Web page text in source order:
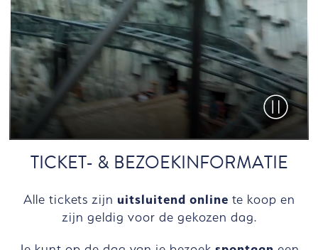
Video
TICKET- & BEZOEKINFORMATIE
Alle tickets zijn uitsluitend online te koop en
zijn geldig voor de gekozen dag.